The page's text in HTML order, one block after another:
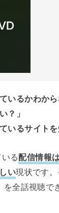
いるかわから
？」
いるサイトを
いる配信情報
い現状です。
全話視聴で